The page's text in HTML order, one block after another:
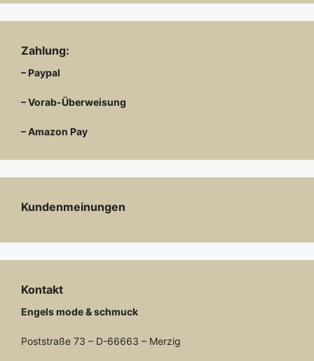
Zahlung:
– Paypal
– Vorab-Überweisung
– Amazon Pay
Kundenmeinungen
Kontakt
Engels mode & schmuck
Poststraße 73 – D-66663 – Merzig